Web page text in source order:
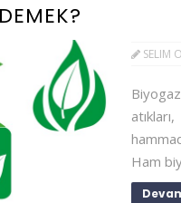
SELIM
Ham